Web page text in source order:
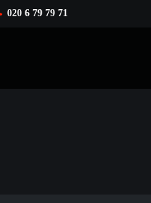
020 6 79 79 71